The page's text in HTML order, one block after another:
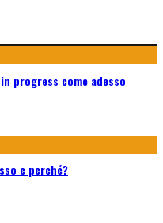
progress come adesso
e perché?